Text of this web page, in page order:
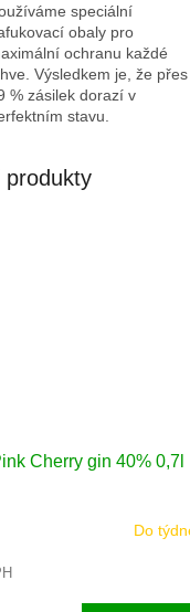
speciální
obaly pro
ochranu každé
Výsledkem je, že přes
% zásilek dorazí v
stavu.
produkty
Cherry gin 40% 0,7l
Do